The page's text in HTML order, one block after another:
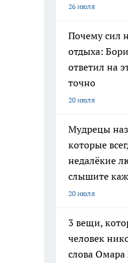
26 июля
Почему сил
отдыха:
ответил на
точно
20 июля
Мудрецы
которые
недалёкие
слышите
20 июля
3 вещи,
человек
слова